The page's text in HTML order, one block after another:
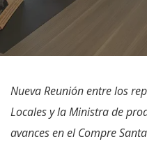
Nueva Reunión entre los
Locales y la Ministra de
avances en el Compre